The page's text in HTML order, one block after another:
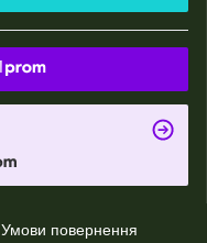
Умови повернення